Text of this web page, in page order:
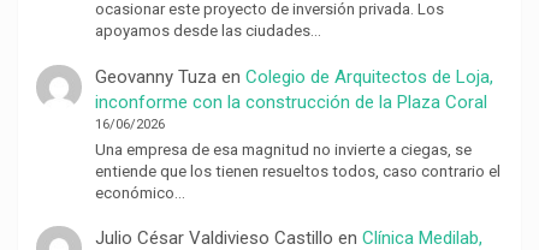
ocasionar este proyecto de inversión privada. Los
apoyamos desde las ciudades…
Geovanny Tuzaen Colegio de Arquitectos de Loja,
inconforme con la construcción de la Plaza Coral
16/06/2026
Una empresa de esa magnitud no invierte a ciegas, se
entiende que los tienen resueltos todos, caso contrario el
económico…
Julio César Valdivieso Castillo en Clínica Medilab,